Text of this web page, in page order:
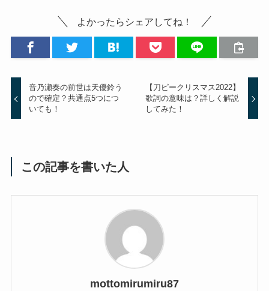
よかったらシェアしてね！
音乃瀬奏の前世は天優鈴う
ので確定？共通点5つにつ
いても！
【刀ピークリスマス2022】
歌詞の意味は？詳しく解説
してみた！
この記事を書いた人
mottomirumiru87